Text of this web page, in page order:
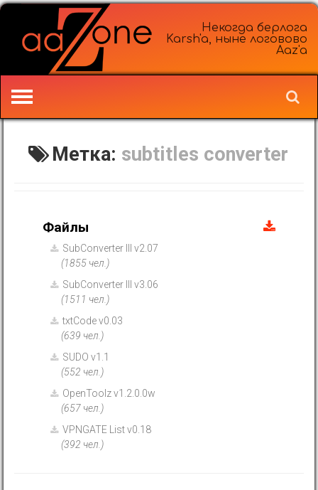
Некогда берлога
Karsh'a, ныне логовово
Aaz'a
Метка: subtitles converter
Файлы
SubConverter III v2.07
(1855 чел.)
SubConverter III v3.06
(1511 чел.)
txtCode v0.03
(639 чел.)
SUDO v1.1
(552 чел.)
OpenToolz v1.2.0.0w
(657 чел.)
VPNGATE List v0.18
(392 чел.)